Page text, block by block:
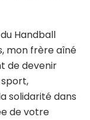
Handball
mon frère aîné
de devenir
solidarité dans
de votre